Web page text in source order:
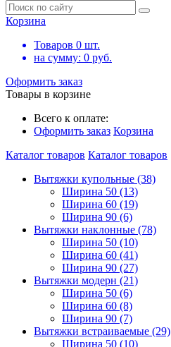
Корзина
Товаров 0 шт.
на сумму: 0 руб.
Оформить заказ
Товары в корзине
Всего к оплате:
Оформить заказ Корзина
Каталог товаров Каталог товаров
Вытяжки купольные (38)
Ширина 50 (13)
Ширина 60 (19)
Ширина 90 (6)
Вытяжки наклонные (78)
Ширина 50 (10)
Ширина 60 (41)
Ширина 90 (27)
Вытяжки модерн (21)
Ширина 50 (6)
Ширина 60 (8)
Ширина 90 (7)
Вытяжки встраиваемые (29)
Ширина 50 (10)